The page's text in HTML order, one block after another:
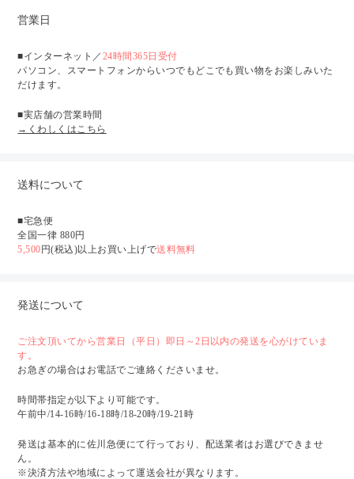
営業日
■インターネット／ 24時間365日受付
パソコン、スマートフォンからいつでもどこでも買い物をお楽しみいた
だけます。
■実店舗の営業時間
→くわしくはこちら
送料について
■宅急便
全国一律 880円
5,500円(税込)以上お買い上げで送料無料
発送について
ご注文頂いてから営業日（平日）即日～2日以内の発送を心がけていま
す。
お急ぎの場合はお電話でご連絡くださいませ。
時間帯指定が以下より可能です。
午前中/14-16時/16-18時/18-20時/19-21時
発送は基本的に佐川急便にて行っており、配送業者はお選びできませ
ん。
※決済方法や地域によって運送会社が異なります。